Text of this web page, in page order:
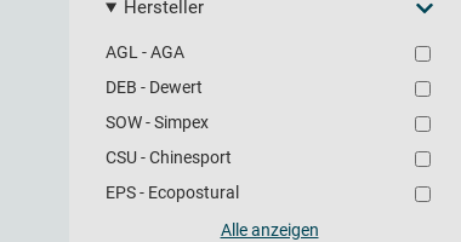
Hersteller
AGL - AGA
DEB - Dewert
SOW - Simpex
CSU - Chinesport
EPS - Ecopostural
Alle anzeigen